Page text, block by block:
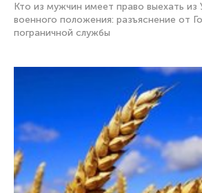
Кто из мужчин имеет право выехать из
военного положения: разъяснение от
пограничной службы